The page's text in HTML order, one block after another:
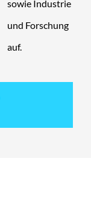
sowie Industrie
und Forschung
auf.